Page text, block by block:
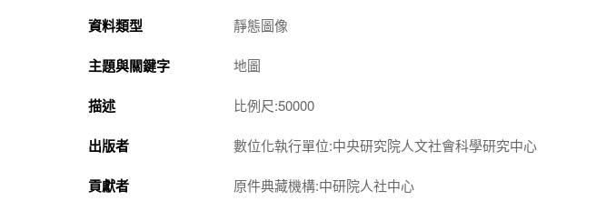
資料類型 靜態圖像
主題與關鍵字 地圖
描述 比例尺:50000
出版者 數位化執行單位:中央研究院人文社會科學研究中心
貢獻者 原件典藏機構:中研院人社中心